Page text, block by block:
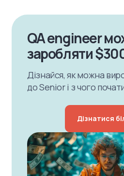
QA engineer
заробляти
Дізнайся, як можна
до Senior і з чого
Дізнатися